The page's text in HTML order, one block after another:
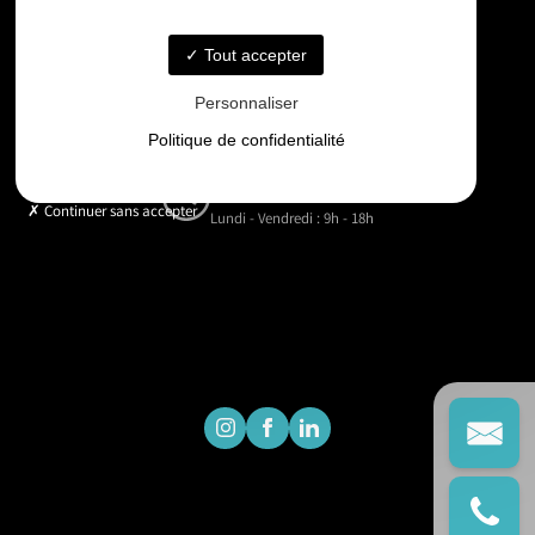
contact@gd-drones-services.fr
Horaires
Lundi - Vendredi : 9h - 18h
Tout accepter
Personnaliser
Politique de confidentialité
Continuer sans accepter